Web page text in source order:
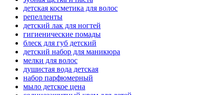
детская косметика для волос
репелленты
детский лак для ногтей
гигиенические помады
блеск для губ детский
детский набор для маникюра
мелки для волос
душистая вода детская
набор парфюмерный
мыло детское цена